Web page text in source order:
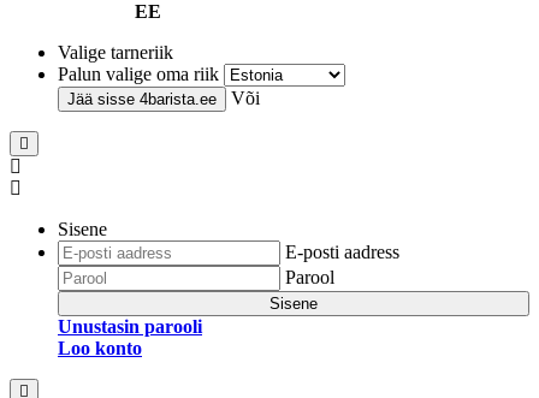
EE
Valige tarneriik
Palun valige oma riik
Jää sisse 4barista.ee Või
Sisene
E-posti aadress
Parool
Sisene
Unustasin parooli
Loo konto